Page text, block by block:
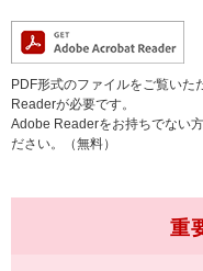
PDF形式のファイルをご覧い
Readerが必要です。
Adobe Readerをお持ちでない
ださい。（無料）
重